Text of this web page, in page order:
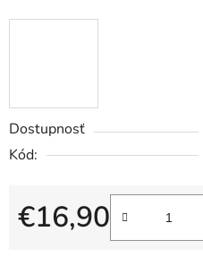
Dostupnosť
Kód:
€16,90
Jednotková cena: